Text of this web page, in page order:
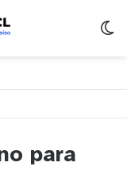
para